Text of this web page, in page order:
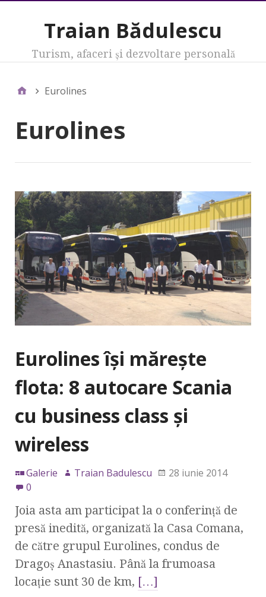
Traian Bădulescu
Turism, afaceri şi dezvoltare personală
Eurolines
Eurolines
Eurolines îşi măreşte
flota: 8 autocare Scania
cu business class şi
wireless
Galerie Traian Badulescu
28 iunie 2014
0
Joia asta am participat la o conferinţă de
presă inedită, organizată la Casa Comana,
de către grupul Eurolines, condus de
Dragoş Anastasiu. Până la frumoasa
locaţie sunt 30 de km, […]